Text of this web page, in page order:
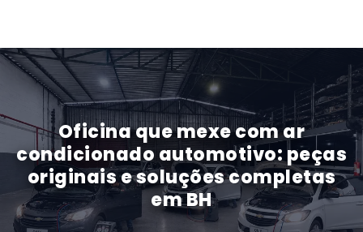
Oficina que mexe com ar
condicionado automotivo: peças
originais e soluções completas
em BH